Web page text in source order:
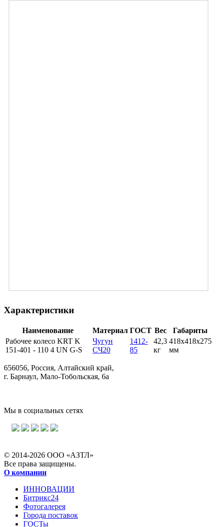
Характеристики
Наименование Материал ГОСТ Вес
Габариты
Рабочее колесо KRT K
151-401 - 110 4 UN G-S
Чугун
СЧ20
1412-
85
42,3
кг
418х418х275
мм
656056, Россия, Алтайский край,
г. Барнаул, Мало-Тобольская, 6а
Мы в социальных сетях
© 2014-2026 ООО «АЗТЛ»
Все права защищены.
О компании
ИННОВАЦИИ
Битрикс24
Фотогалерея
Города поставок
ГОСТы